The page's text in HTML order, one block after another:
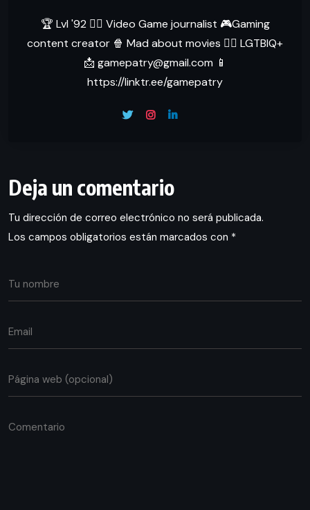
🏆 Lvl '92 ✍🏻 Video Game journalist 🎮Gaming
content creator 🍿 Mad about movies 🏳‍🌈 LGTBIQ+
📩 gamepatry@gmail.com 📱
https://linktr.ee/gamepatry
Deja un comentario
Tu dirección de correo electrónico no será publicada.
Los campos obligatorios están marcados con *